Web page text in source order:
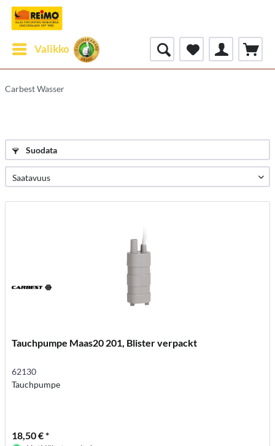
Valikko
Carbest Wasser
Suodata
Tauchpumpe Maas20 201, Blister verpackt
62130
Tauchpumpe
18,50 € *